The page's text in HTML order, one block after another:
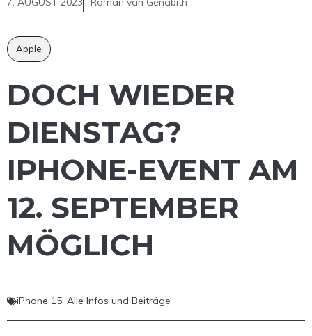
Apple
DOCH WIEDER
DIENSTAG?
IPHONE-EVENT AM
12. SEPTEMBER
MÖGLICH
iPhone 15: Alle Infos und Beiträge